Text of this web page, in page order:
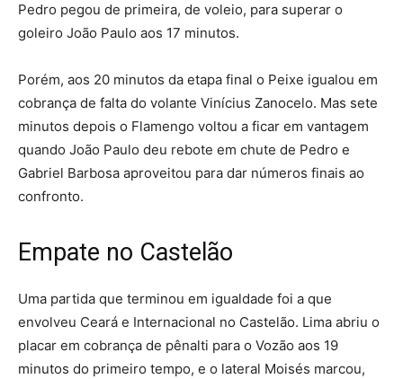
Pedro pegou de primeira, de voleio, para superar o
goleiro João Paulo aos 17 minutos.
Porém, aos 20 minutos da etapa final o Peixe igualou em
cobrança de falta do volante Vinícius Zanocelo. Mas sete
minutos depois o Flamengo voltou a ficar em vantagem
quando João Paulo deu rebote em chute de Pedro e
Gabriel Barbosa aproveitou para dar números finais ao
confronto.
Empate no Castelão
Uma partida que terminou em igualdade foi a que
envolveu Ceará e Internacional no Castelão. Lima abriu o
placar em cobrança de pênalti para o Vozão aos 19
minutos do primeiro tempo, e o lateral Moisés marcou,